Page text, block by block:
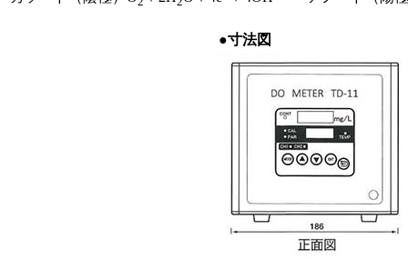
●寸法図